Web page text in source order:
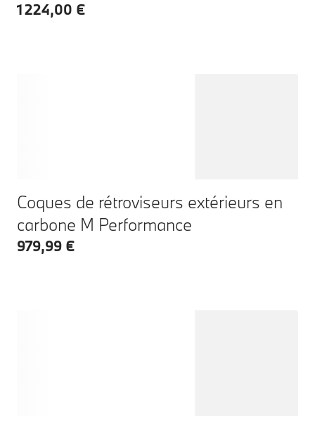
1 224,00 €
Coques de rétroviseurs extérieurs en
carbone M Performance
979,99 €